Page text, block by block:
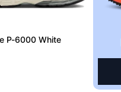
P-6000 White